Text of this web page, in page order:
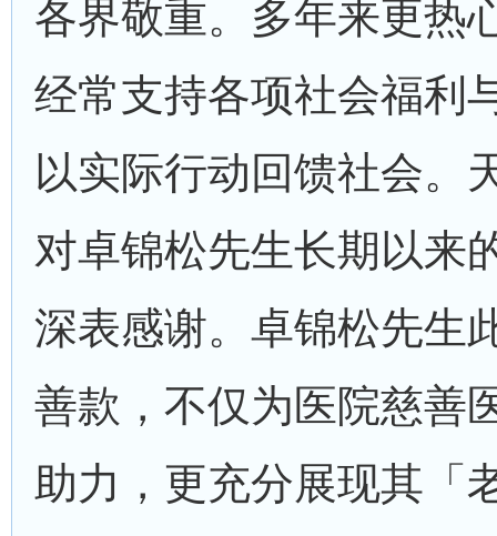
各界敬重。多年来更热
经常支持各项社会福利
以实际行动回馈社会。
对卓锦松先生长期以来
深表感谢。卓锦松先生
善款，不仅为医院慈善
助力，更充分展现其「